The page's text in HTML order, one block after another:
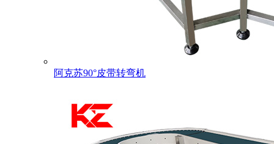
阿克苏90°皮带转弯机